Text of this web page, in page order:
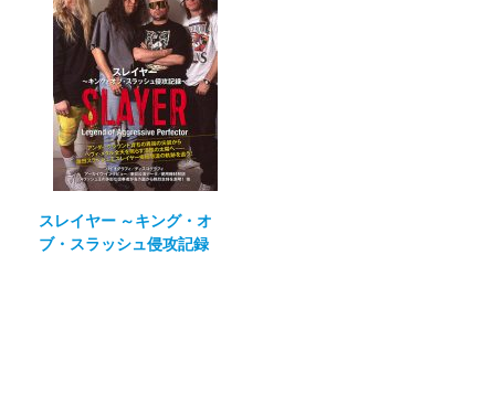
スレイヤー ～キング・オ
ブ・スラッシュ侵攻記録